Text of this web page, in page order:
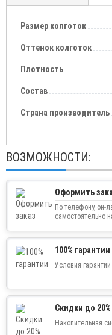
Размер колготок
Оттенок колготок
Плотность
Состав
Страна производитель
ВОЗМОЖНОСТИ:
Оформить
По телефону, он-
самостоятельно
100% гарантии
Условия
Скидки до 20%
Накопительная